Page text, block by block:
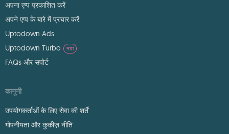
अपना एप्प प्रकाशित करें
अपने एप्प के बारे में प्रचार करें
Uptodown Ads
Uptodown Turbo
नया
FAQs और सपोर्ट
कानूनी
उपयोगकर्ताओं के लिए सेवा की शर्तें
गोपनीयता और कुकीज़ नीति